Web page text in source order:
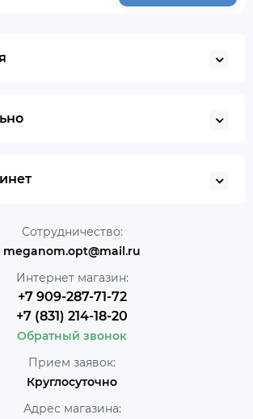
Сотрудничество:
meganom.opt@mail.ru
Интернет магазин:
+7 909-287-71-72
+7 (831) 214-18-20
Обратный звонок
Прием заявок:
Круглосуточно
Адрес магазина: